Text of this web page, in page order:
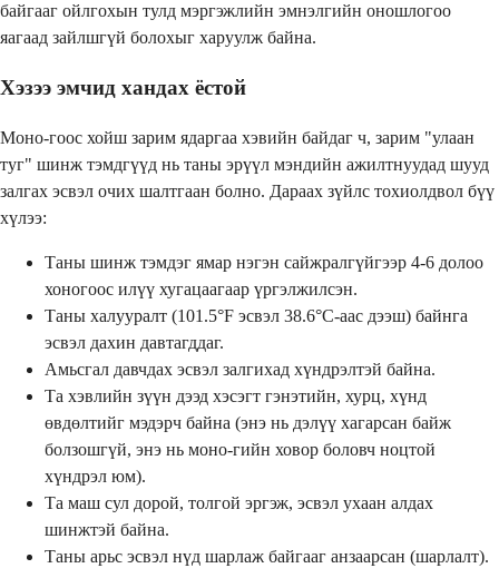
байгааг ойлгохын тулд мэргэжлийн эмнэлгийн оношлогоо
яагаад зайлшгүй болохыг харуулж байна.
Хэзээ эмчид хандах ёстой
Моно-гоос хойш зарим ядаргаа хэвийн байдаг ч, зарим "улаан
туг" шинж тэмдгүүд нь таны эрүүл мэндийн ажилтнуудад шууд
залгах эсвэл очих шалтгаан болно. Дараах зүйлс тохиолдвол бүү
хүлээ:
Таны шинж тэмдэг ямар нэгэн сайжралгүйгээр 4-6 долоо
хоногоос илүү хугацаагаар үргэлжилсэн.
Таны халууралт (101.5°F эсвэл 38.6°C-аас дээш) байнга
эсвэл дахин давтагддаг.
Амьсгал давчдах эсвэл залгихад хүндрэлтэй байна.
Та хэвлийн зүүн дээд хэсэгт гэнэтийн, хурц, хүнд
өвдөлтийг мэдэрч байна (энэ нь дэлүү хагарсан байж
болзошгүй, энэ нь моно-гийн ховор боловч ноцтой
хүндрэл юм).
Та маш сул дорой, толгой эргэж, эсвэл ухаан алдах
шинжтэй байна.
Таны арьс эсвэл нүд шарлаж байгааг анзаарсан (шарлалт).